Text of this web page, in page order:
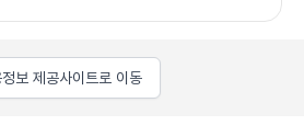
정보 제공사이트로 이동